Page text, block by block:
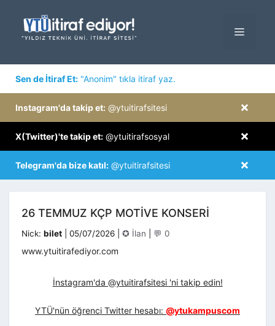
MENÜ
Sen de İtiraf Et: "Anonim" tıkla itiraf yaz.
×
Instagram'da takip et: @ytuitirafsitesi
×
X(Twitter)'te takip et: @ytuitirafsosyal
×
Telegram'da bize katıl: @ytuitirafsitesi
26 TEMMUZ KÇP MOTIVE KONSERI
Nick: bilet 05/07/2026 Kategoriler
✪ İlan 💬 0
www.ytuitirafediyor.com
İnstagram'da @ytuitirafsitesi 'ni takip edin!
YTÜ'nün öğrenci Twitter hesabı: @ytukampuscom